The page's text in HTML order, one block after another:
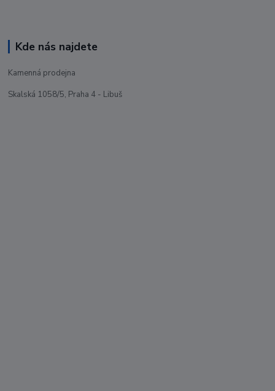
Kde nás najdete
Kamenná prodejna
Skalská 1058/5, Praha 4 - Libuš